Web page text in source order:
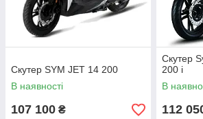
Скутер SYM JET 14 200
В наявності
107 100 ₴
Скутер
200 i
В
112